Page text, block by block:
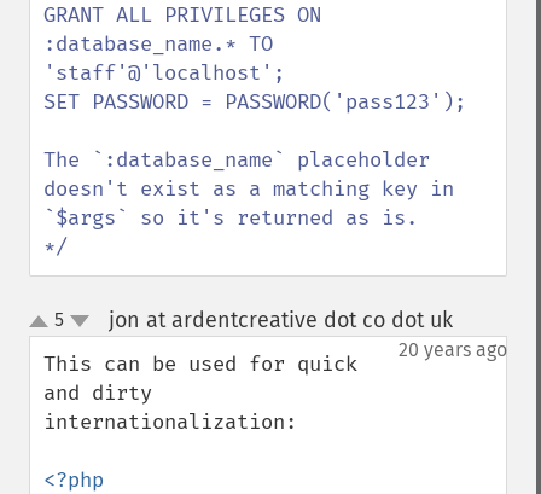
GRANT ALL PRIVILEGES ON
:database_name.* TO
'staff'@'localhost';
SET PASSWORD = PASSWORD('pass123');
The `:database_name` placeholder
doesn't exist as a matching key in
`$args` so it's returned as is.
*/
up
down
5 jon at ardentcreative dot co dot uk¶
20 years ago
This can be used for quick
and dirty
internationalization:
<?php